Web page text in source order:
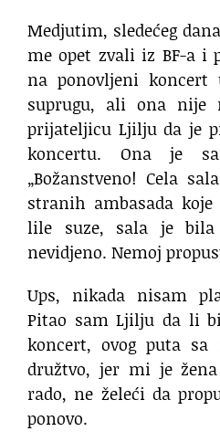
Medjutim, sledećeg
me opet zvali iz BF-a i
na ponovljeni koncert
suprugu, ali ona nije
prijateljicu Ljilju da je
koncertu. Ona je
„Božanstveno! Cela
stranih ambasada
lile suze, sala je
nevidjeno. Nemoj
Ups, nikada nisam
Pitao sam Ljilju da li
koncert, ovog puta
družtvo, jer mi je
rado, ne želeći da
ponovo.